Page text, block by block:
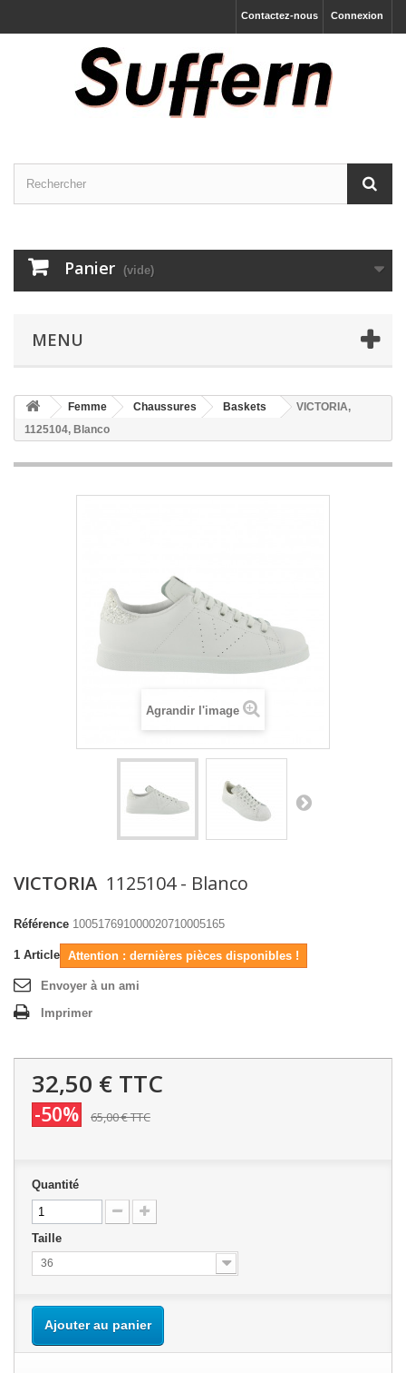
Connexion
Contactez-nous
Panier (vide)
MENU
Femme Chaussures Baskets
VICTORIA,
1125104, Blanco
Agrandir l'image
VICTORIA 1125104 - Blanco
Référence 100517691000020710005165
1 Article Attention : dernières pièces disponibles !
Envoyer à un ami
Imprimer
32,50 € TTC
-50% 65,00 €TTC
Quantité
Taille
36
Ajouter au panier